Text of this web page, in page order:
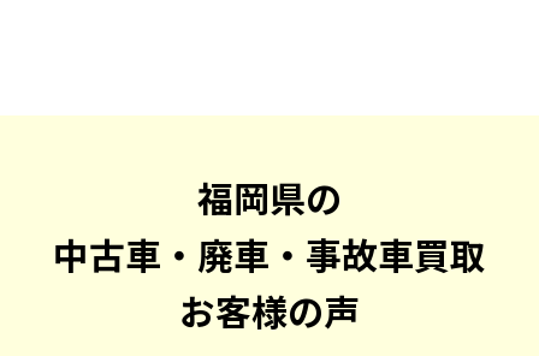
福岡県の
中古車・廃車・事故車買取
お客様の声